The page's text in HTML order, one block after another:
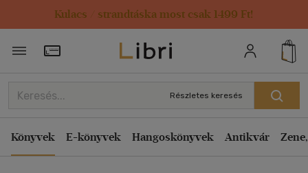
Kulacs / strandtáska most csak 1499 Ft!
Törzsvásárlói Kártya adatai
Részletes keresés
Könyvek E-könyvek Hangoskönyvek Antikvár